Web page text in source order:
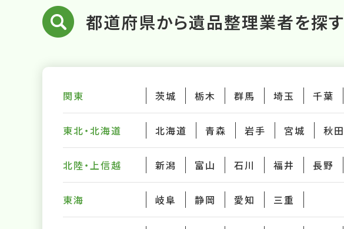
都道府県から遺品整理業者を探す
関東 茨城 栃木 群馬 埼玉 千葉
東北・北海道 北海道 青森 岩手 宮城 秋田
北陸・上信越 新潟 富山 石川 福井 長野
東海 岐阜 静岡 愛知 三重